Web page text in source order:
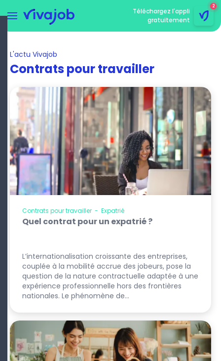
Téléchargez l'appli
gratuitement
2
L'actu Vivajob
Contrats pour travailler
Contrats pour travailler - Expatrié
Quel contrat pour un expatrié ?
L’internationalisation croissante des entreprises,
couplée à la mobilité accrue des jobeurs, pose la
question de la nature contractuelle adaptée à une
expérience professionnelle hors des frontières
nationales. Le phénomène de…